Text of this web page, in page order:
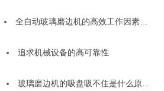
全自动玻璃磨边机的高效工作因素…
追求机械设备的高可靠性
玻璃磨边机的吸盘吸不住是什么原…